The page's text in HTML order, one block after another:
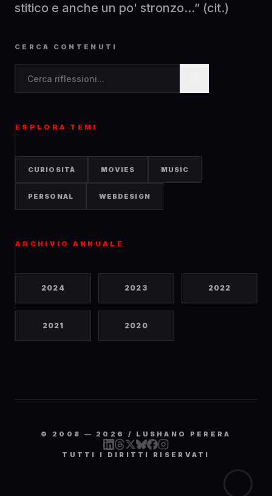
stitico e anche un po' stronzo...” (cit.)
CERCA CONTENUTI
ESPLORA TEMI
CURIOSITÀ MOVIES MUSIC
PERSONAL WEBDESIGN
ARCHIVIO ANNUALE
2024 2023 2022
2021 2020
© 2008 — 2026 / LUSHANO PERERA
TUTTI I DIRITTI RISERVATI